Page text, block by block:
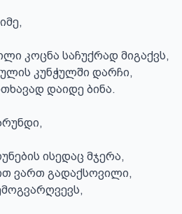
კოცნა საჩუქრად მიგაქვს,
კუნჭულში დარჩი,
დაიდე ბინა.
ისედაც მჯერა,
ვართ გადაქსოვილი,